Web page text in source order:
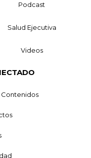
Podcast
Salud Ejecutiva
Videos